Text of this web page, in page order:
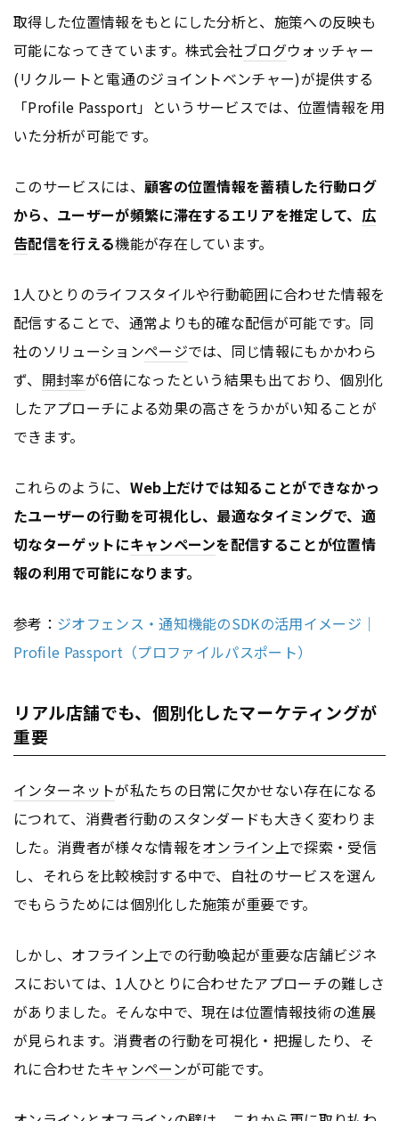
取得した位置情報をもとにした分析と、施策への反映も
可能になってきています。株式会社ブログウォッチャー
(リクルートと電通のジョイントベンチャー)が提供する
「Profile Passport」というサービスでは、位置情報を用
いた分析が可能です。
このサービスには、 顧客の位置情報を蓄積した行動ログ
から、ユーザーが頻繁に滞在するエリアを推定して、 広
告配信を行える機能が存在しています。
1人ひとりのライフスタイルや行動範囲に合わせた情報を
配信することで、通常よりも的確な配信が可能です。同
社のソリューションページでは、同じ情報にもかかわら
ず、 開封率が6倍になったという結果も出ており、個別化
したアプローチによる効果の高さをうかがい知ることが
できます。
これらのように、 Web上だけでは知ることができなかっ
たユーザーの行動を可視化し、最適なタイミングで、適
切なターゲットにキャンペーンを配信することが位置情
報の利用で可能になります。
参考： ジオフェンス・通知機能のSDKの活用イメージ｜
Profile Passport（プロファイルパスポート）
リアル店舗でも、個別化したマーケティングが
重要
インターネットが私たちの日常に欠かせない存在になる
につれて、消費者行動のスタンダードも大きく変わりま
した。消費者が様々な情報をオンライン 上で探索・受信
し、それらを比較検討する中で、自社のサービスを選ん
でもらうためには個別化した施策が重要です。
しかし、オフライン上での行動喚起が重要な店舗ビジネ
スにおいては、1人ひとりに合わせたアプローチの難しさ
がありました。そんな中で、現在は位置情報技術の進展
が見られます。消費者の行動を可視化・把握したり、そ
れに合わせたキャンペーンが可能です。